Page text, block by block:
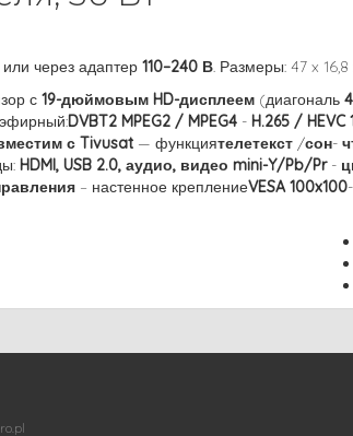
или через адаптер 110–240 В. Размеры: 47 x 16,8
с 19-дюймовым HD-дисплеем (диагональ
DVBT2 MPEG2 / MPEG4 - H.265 / HEVC
с Tivusat — функциятелетекст /сон-
HDMI, USB 2.0, аудио, видео mini-Y/Pb/Pr-
– настенное креплениеVESA 100x100